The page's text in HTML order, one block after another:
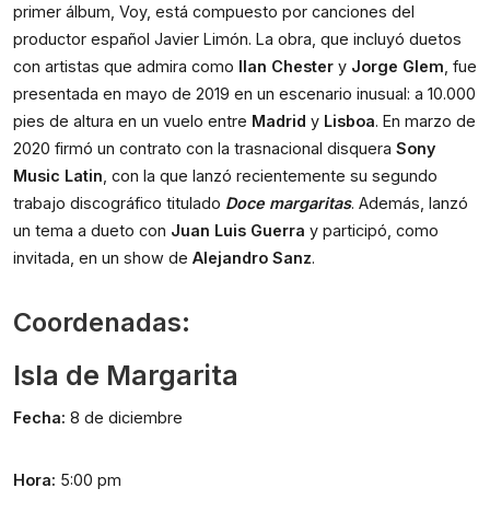
primer álbum, Voy, está compuesto por canciones del
productor español Javier Limón. La obra, que incluyó duetos
con artistas que admira como Ilan Chester y Jorge Glem , fue
presentada en mayo de 2019 en un escenario inusual: a 10.000
pies de altura en un vuelo entre Madrid y Lisboa. En marzo de
2020 firmó un contrato con la trasnacional disquera Sony
Music Latin , con la que lanzó recientemente su segundo
trabajo discográfico titulado Doce margaritas. Además, lanzó
un tema a dueto con Juan Luis Guerra y participó, como
invitada, en un show de Alejandro Sanz.
Coordenadas:
Isla de Margarita
Fecha: 8 de diciembre
Hora: 5:00 pm